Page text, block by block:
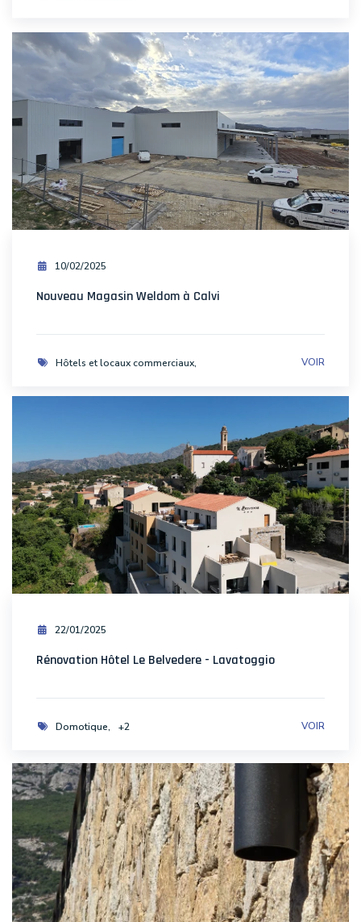
10/02/2025
Nouveau Magasin Weldom à Calvi
Hôtels et locaux commerciaux VOIR
22/01/2025
Rénovation Hôtel Le Belvedere - Lavatoggio
Domotique +2 VOIR